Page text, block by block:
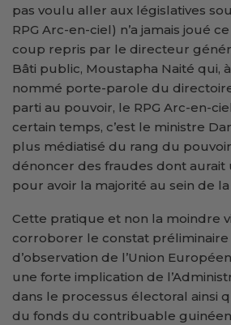
pas voulu aller aux législatives
RPG Arc-en-ciel) n’a jamais joué
coup repris par le directeur
Bâti public, Moustapha Naité qui,
nommé porte-parole du
parti au pouvoir, le RPG Arc-en-
certain temps, c’est le ministre
plus médiatisé du rang du
dénoncer des fraudes dont aurait
pour avoir la majorité au sein de
Cette pratique et non la moindre
corroborer le constat préliminaire
d’observation de l’Union
une forte implication de
dans le processus électoral ainsi
du fonds du contribuable